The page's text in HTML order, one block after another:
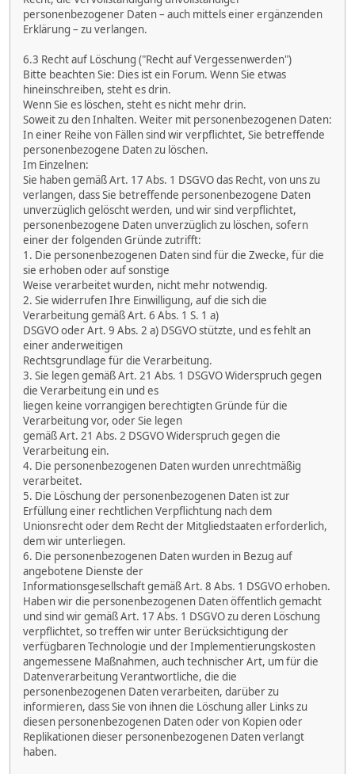
personenbezogener Daten – auch mittels einer ergänzenden
Erklärung – zu verlangen.
6.3 Recht auf Löschung ("Recht auf Vergessenwerden")
Bitte beachten Sie: Dies ist ein Forum. Wenn Sie etwas
hineinschreiben, steht es drin.
Wenn Sie es löschen, steht es nicht mehr drin.
Soweit zu den Inhalten. Weiter mit personenbezogenen Daten:
In einer Reihe von Fällen sind wir verpflichtet, Sie betreffende
personenbezogene Daten zu löschen.
Im Einzelnen:
Sie haben gemäß Art. 17 Abs. 1 DSGVO das Recht, von uns zu
verlangen, dass Sie betreffende personenbezogene Daten
unverzüglich gelöscht werden, und wir sind verpflichtet,
personenbezogene Daten unverzüglich zu löschen, sofern
einer der folgenden Gründe zutrifft:
1. Die personenbezogenen Daten sind für die Zwecke, für die
sie erhoben oder auf sonstige
Weise verarbeitet wurden, nicht mehr notwendig.
2. Sie widerrufen Ihre Einwilligung, auf die sich die
Verarbeitung gemäß Art. 6 Abs. 1 S. 1 a)
DSGVO oder Art. 9 Abs. 2 a) DSGVO stützte, und es fehlt an
einer anderweitigen
Rechtsgrundlage für die Verarbeitung.
3. Sie legen gemäß Art. 21 Abs. 1 DSGVO Widerspruch gegen
die Verarbeitung ein und es
liegen keine vorrangigen berechtigten Gründe für die
Verarbeitung vor, oder Sie legen
gemäß Art. 21 Abs. 2 DSGVO Widerspruch gegen die
Verarbeitung ein.
4. Die personenbezogenen Daten wurden unrechtmäßig
verarbeitet.
5. Die Löschung der personenbezogenen Daten ist zur
Erfüllung einer rechtlichen Verpflichtung nach dem
Unionsrecht oder dem Recht der Mitgliedstaaten erforderlich,
dem wir unterliegen.
6. Die personenbezogenen Daten wurden in Bezug auf
angebotene Dienste der
Informationsgesellschaft gemäß Art. 8 Abs. 1 DSGVO erhoben.
Haben wir die personenbezogenen Daten öffentlich gemacht
und sind wir gemäß Art. 17 Abs. 1 DSGVO zu deren Löschung
verpflichtet, so treffen wir unter Berücksichtigung der
verfügbaren Technologie und der Implementierungskosten
angemessene Maßnahmen, auch technischer Art, um für die
Datenverarbeitung Verantwortliche, die die
personenbezogenen Daten verarbeiten, darüber zu
informieren, dass Sie von ihnen die Löschung aller Links zu
diesen personenbezogenen Daten oder von Kopien oder
Replikationen dieser personenbezogenen Daten verlangt
haben.